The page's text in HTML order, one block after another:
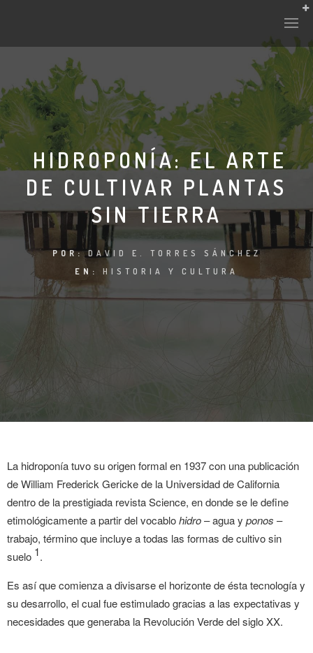
HIDROPONÍA: EL ARTE
DE CULTIVAR PLANTAS
SIN TIERRA
POR:DAVID E. TORRES SÁNCHEZ
EN: HISTORIA Y CULTURA
La hidroponía tuvo su origen formal en 1937 con una publicación
de William Frederick Gericke de la Universidad de California
dentro de la prestigiada revista Science, en donde se le define
etimológicamente a partir del vocablohidro– agua y ponos –
trabajo, término que incluye a todas las formas de cultivo sin
suelo 1.
Es así que comienza a divisarse el horizonte de ésta tecnología y
su desarrollo, el cual fue estimulado gracias a las expectativas y
necesidades que generaba la Revolución Verde del siglo XX.